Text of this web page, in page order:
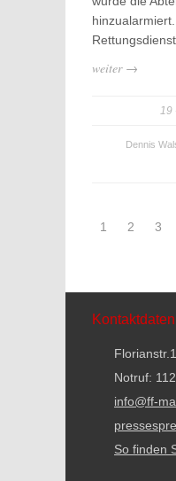
weiter →
19
Dennis
1 2 3
Kontaktdaten
Notruf: 112
info@ff-
So finden